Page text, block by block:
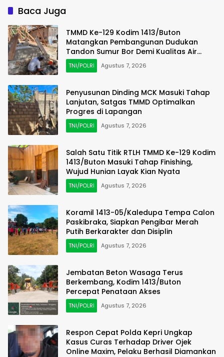
Baca Juga
TMMD Ke-129 Kodim 1413/Buton
Matangkan Pembangunan Dudukan
Tandon Sumur Bor Demi Kualitas Air
Bersih
TNI/POLRI Agustus 7, 2026
Penyusunan Dinding MCK Masuki Tahap
Lanjutan, Satgas TMMD Optimalkan
Progres di Lapangan
TNI/POLRI Agustus 7, 2026
Salah Satu Titik RTLH TMMD Ke-129 Kodim
1413/Buton Masuki Tahap Finishing,
Wujud Hunian Layak Kian Nyata
TNI/POLRI Agustus 7, 2026
Koramil 1413-05/Kaledupa Tempa Calon
Paskibraka, Siapkan Pengibar Merah
Putih Berkarakter dan Disiplin
TNI/POLRI Agustus 7, 2026
Jembatan Beton Wasaga Terus
Berkembang, Kodim 1413/Buton
Percepat Penataan Akses
TNI/POLRI Agustus 7, 2026
Respon Cepat Polda Kepri Ungkap
Kasus Curas Terhadap Driver Ojek
Online Maxim, Pelaku Berhasil Diamankan